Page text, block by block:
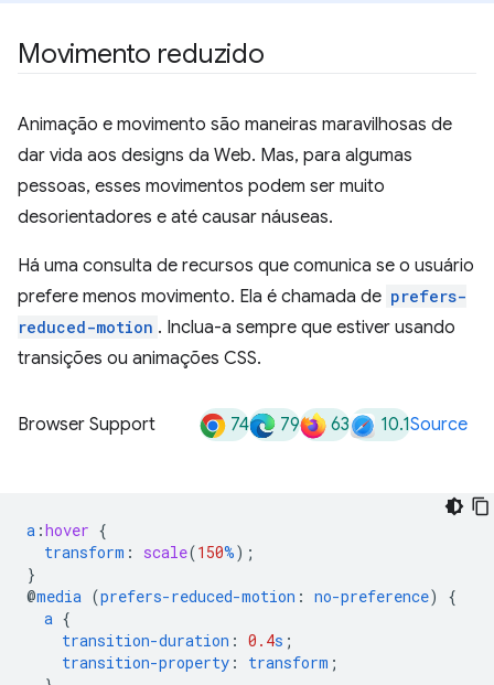
Movimento reduzido
Animação e movimento são maneiras maravilhosas de
dar vida aos designs da Web. Mas, para algumas
pessoas, esses movimentos podem ser muito
desorientadores e até causar náuseas.
Há uma consulta de recursos que comunica se o usuário
prefere menos movimento. Ela é chamada de prefers-
reduced-motion . Inclua-a sempre que estiver usando
transições ou animações CSS.
Browser Support 74 79 63 10.1Source
a :hover {
transform : scale(150%);
}
@media (prefers-reduced-motion : no-preference)
{
a {
transition-duration : 0.4s ;
transition-property : transform ;